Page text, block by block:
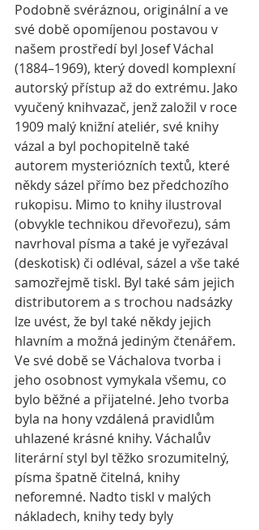
Podobně svéráznou, originální a ve
své době opomíjenou postavou v
našem prostředí byl Josef Váchal
(1884–1969), který dovedl komplexní
autorský přístup až do extrému. Jako
vyučený knihvazač, jenž založil v roce
1909 malý knižní ateliér, své knihy
vázal a byl pochopitelně také
autorem mysteriózních textů, které
někdy sázel přímo bez předchozího
rukopisu. Mimo to knihy ilustroval
(obvykle technikou dřevořezu), sám
navrhoval písma a také je vyřezával
(deskotisk) či odléval, sázel a vše také
samozřejmě tiskl. Byl také sám jejich
distributorem a s trochou nadsázky
lze uvést, že byl také někdy jejich
hlavním a možná jediným čtenářem.
Ve své době se Váchalova tvorba i
jeho osobnost vymykala všemu, co
bylo běžné a přijatelné. Jeho tvorba
byla na hony vzdálená pravidlům
uhlazené krásné knihy. Váchalův
literární styl byl těžko srozumitelný,
písma špatně čitelná, knihy
neforemné. Nadto tiskl v malých
nákladech, knihy tedy byly